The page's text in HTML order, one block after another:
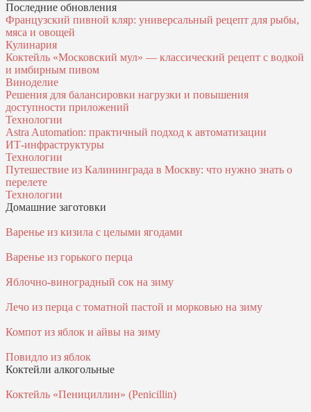
Последние обновления
Французский пивной кляр: универсальный рецепт для рыбы,
мяса и овощей
Кулинария
Коктейль «Московский мул» — классический рецепт с водкой
и имбирным пивом
Виноделие
Решения для балансировки нагрузки и повышения
доступности приложений
Технологии
Astra Automation: практичный подход к автоматизации
ИТ‑инфраструктуры
Технологии
Путешествие из Калининграда в Москву: что нужно знать о
перелете
Технологии
Домашние заготовки
Варенье из кизила с целыми ягодами
Варенье из горького перца
Яблочно-виноградный сок на зиму
Лечо из перца с томатной пастой и морковью на зиму
Компот из яблок и айвы на зиму
Повидло из яблок
Коктейли алкогольные
Коктейль «Пенициллин» (Penicillin)